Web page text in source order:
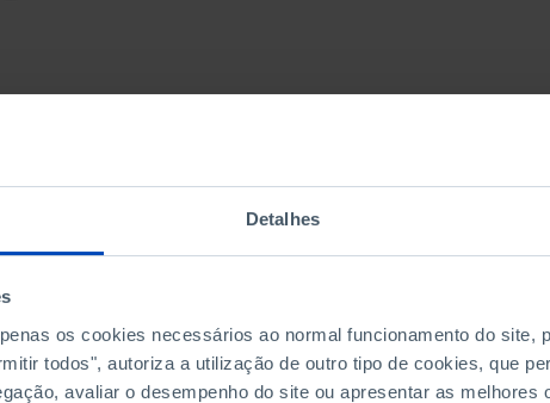
Detalhes
os cookies necessários ao normal funcionamento do site,
todos", autoriza a utilização de outro tipo de cookies, que
avaliar o desempenho do site ou apresentar as melhores